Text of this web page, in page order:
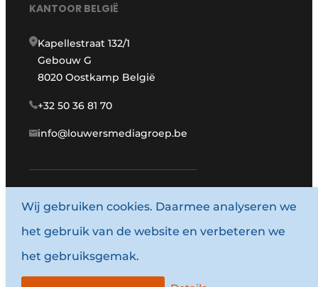
KANTOOR BELGIË
Kapellestraat 132/1
Gebouw G
8020 Oostkamp België
+32 50 36 81 70
info@louwersmediagroep.be
www.louwersmediagroep.com
© 1987 - 2026 Louwersmediagroep.
Algemene voorwaarden
Wij gebruiken cookies. Daarmee analyseren we
het gebruik van de website en verbeteren we
het gebruiksgemak.